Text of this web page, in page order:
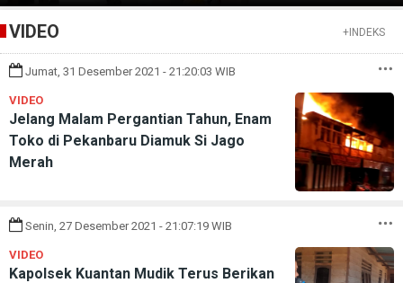
VIDEO
+INDEKS
Jumat, 31 Desember 2021 - 21:20:03 WIB
VIDEO
Jelang Malam Pergantian Tahun, Enam
Toko di Pekanbaru Diamuk Si Jago
Merah
Senin, 27 Desember 2021 - 21:07:19 WIB
VIDEO
Kapolsek Kuantan Mudik Terus Berikan